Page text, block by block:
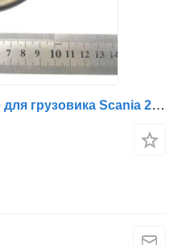
Насос AdBlue Duză AdBlue для грузовика Scania 2034621 2702782 2000256